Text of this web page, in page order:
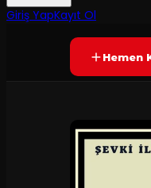
Giriş YapKayıt OlYAKINDA
Hemen